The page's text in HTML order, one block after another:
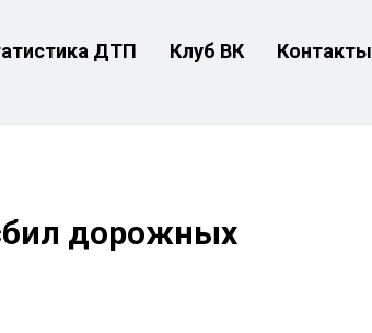
ДТП Клуб ВК Контакты
дорожных